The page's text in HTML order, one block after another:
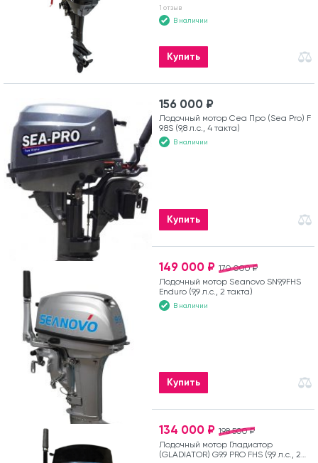
1 отзыв
В наличии
Купить
156 000 ₽
Лодочный мотор Сеа Про (Sea Pro) F
9.8S (9,8 л.с., 4 такта)
В наличии
Купить
170 000 ₽
149 000 ₽
Лодочный мотор Seanovo SN9,9FHS
Enduro (9,9 л.с., 2 такта)
В наличии
Купить
198 500 ₽
134 000 ₽
Лодочный мотор Гладиатор
(GLADIATOR) G9.9 PRO FHS (9,9 л.с., 2